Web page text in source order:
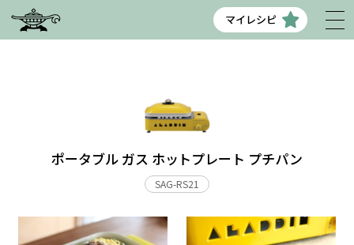
マイレシピ
ポータブル ガス ホットプレート プチパン
SAG-RS21